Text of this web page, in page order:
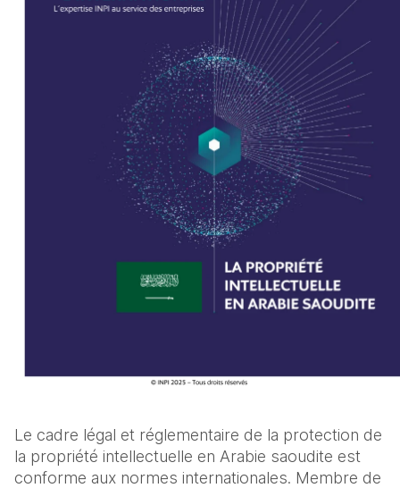
Le cadre légal et réglementaire de la protection de
la propriété intellectuelle en Arabie saoudite est
conforme aux normes internationales. Membre de